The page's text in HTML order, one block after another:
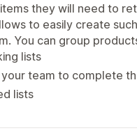
they will need to
to easily create
You can group
lists
team to complete
lists